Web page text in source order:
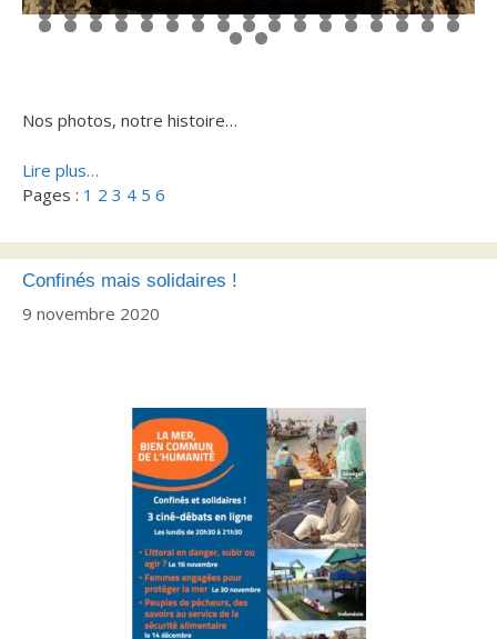
0 1 2 3 4 5 6 7
8 9 0 1 2 3 4 5 6 7 8 9 0 1 2 3 4
5 6 7 8 9 0 1 2 3 4 5 6 7 8 9 0 1
2 3
Nos photos, notre histoire…
Lire plus…
Pages : 1 2 3 4 5 6
Confinés mais solidaires !
9 novembre 2020